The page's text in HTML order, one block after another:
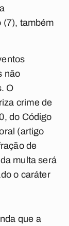
(7), também
não
O
crime de
do Código
(artigo
de
multa será
o caráter
que a